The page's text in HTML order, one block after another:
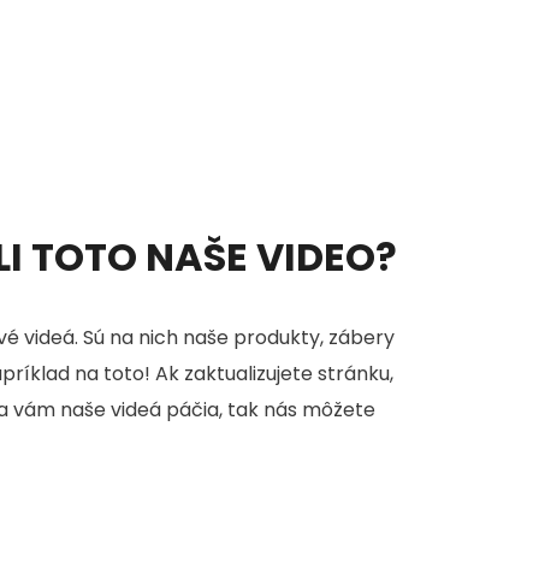
TOTO NAŠE VIDEO?
videá. Sú na nich naše produkty, zábery
na toto! Ak zaktualizujete stránku,
vám naše videá páčia, tak nás môžete